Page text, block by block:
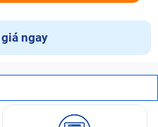
ngay